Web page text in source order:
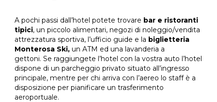
A pochi passi dall’hotel potete trovare bar e ristoranti
tipici, un piccolo alimentari, negozi di noleggio/vendita
attrezzatura sportiva, l’ufficio guide e la biglietteria
Monterosa Ski, un ATM ed una lavanderia a
gettoni. Se raggiungete l’hotel con la vostra auto l’hotel
dispone di un parcheggio privato situato all’ingresso
principale, mentre per chi arriva con l’aereo lo staff è a
disposizione per pianificare un trasferimento
aeroportuale.